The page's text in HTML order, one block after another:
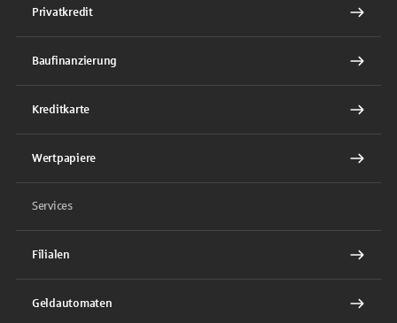
Privatkredit
Baufinanzierung
Kreditkarte
Wertpapiere
Services
Filialen
Geldautomaten